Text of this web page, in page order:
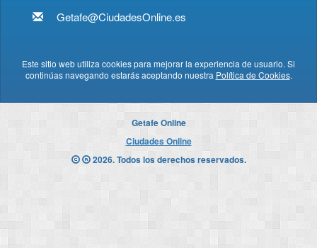
Getafe@CiudadesOnline.es
Este sitio web utiliza cookies para mejorar la experiencia de usuario. Si
continúas navegando estarás aceptando nuestra Política de Cookies.
Getafe Online
Ciudades Online
2026. Todos los derechos reservados.